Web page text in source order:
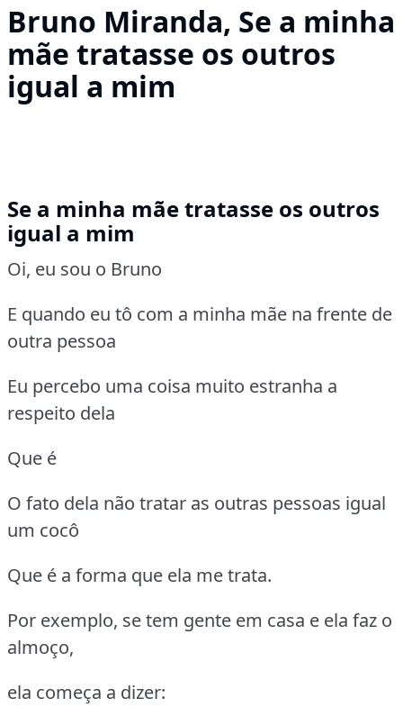
Bruno Miranda, Se a minha
mãe tratasse os outros
igual a mim
Se a minha mãe tratasse os outros
igual a mim
Oi, eu sou o Bruno
E quando eu tô com a minha mãe na frente de
outra pessoa
Eu percebo uma coisa muito estranha a
respeito dela
Que é
O fato dela não tratar as outras pessoas igual
um cocô
Que é a forma que ela me trata.
Por exemplo, se tem gente em casa e ela faz o
almoço,
ela começa a dizer: